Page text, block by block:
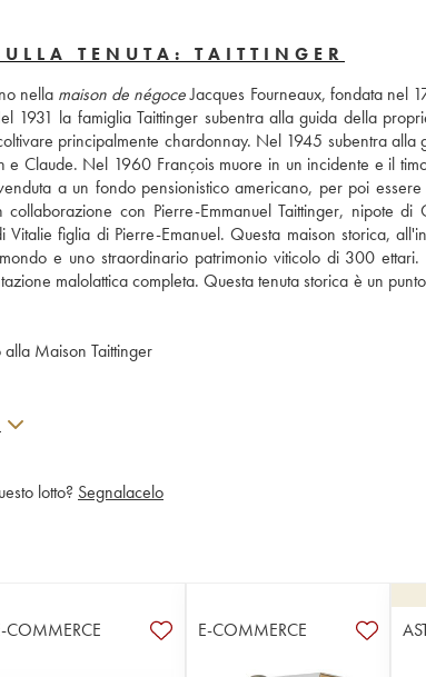
TENUTA: TAITTINGER
nella maison de négoce Jacques Fourneaux, fondata nel
1931 la famiglia Taittinger subentra alla guida della
principalmente chardonnay. Nel 1945 subentra alla
e Claude. Nel 1960 François muore in un incidente e il
a un fondo pensionistico americano, per poi essere
con Pierre-Emmanuel Taittinger, nipote
figlia di Pierre-Emanuel. Questa maison storica,
e uno straordinario patrimonio viticolo di 300
malolattica completa. Questa tenuta storica è un
alla Maison Taittinger
lotto? Segnalacelo
COMMERCE E-COMMERCE